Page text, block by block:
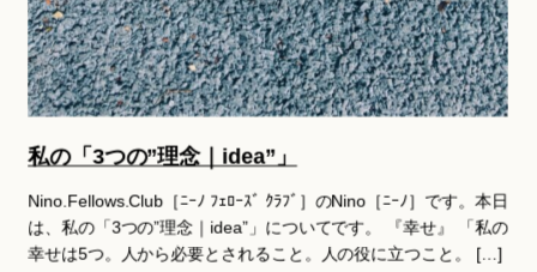
私の「3つの”理念｜idea”」
Nino.Fellows.Club［ﾆｰﾉ ﾌｪﾛｰｽﾞ ｸﾗﾌﾞ］のNino［ﾆｰﾉ］です。本日
は、私の「3つの”理念｜idea”」についてです。 『幸せ』 「私の
幸せは5つ。人から必要とされること。人の役に立つこと。 […]